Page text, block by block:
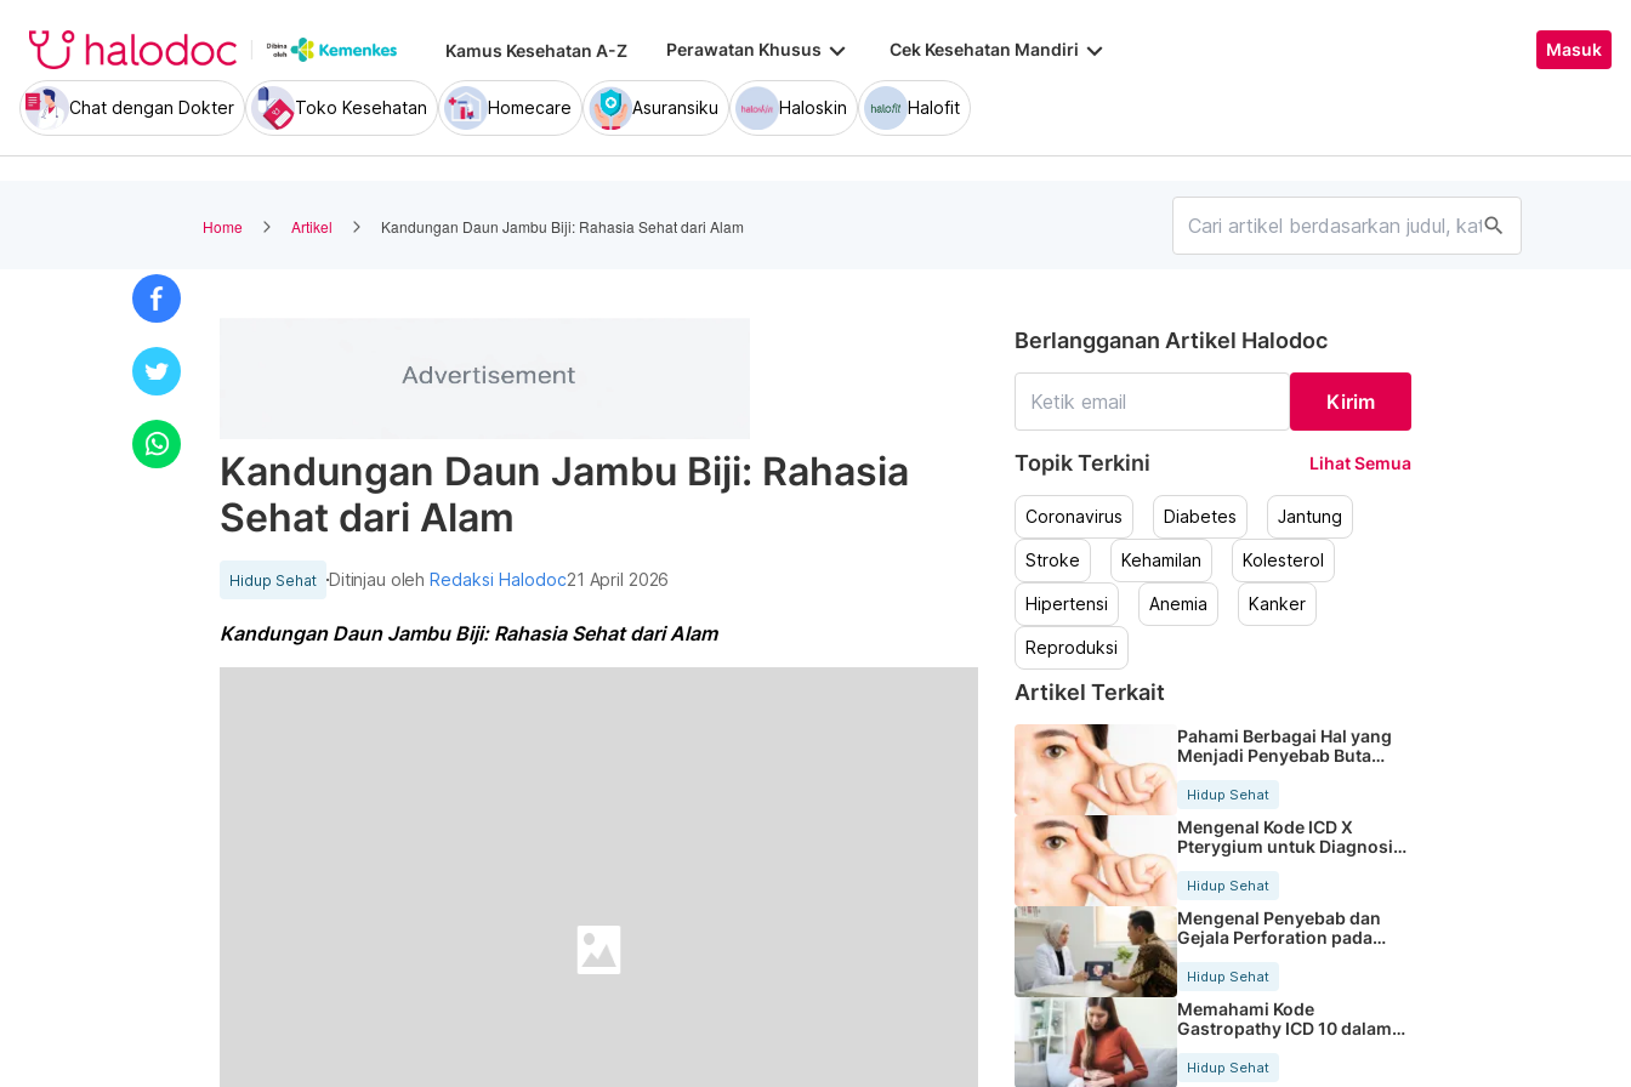
Kamus Kesehatan A-Z Perawatan Khusus keyboard_arrow_down Cek Kesehatan Mandiri keyboard_arrow_down Masuk
Chat dengan Dokter Toko Kesehatan Homecare Asuransiku Haloskin Halofit
Home Artikel Kandungan Daun Jambu Biji: Rahasia Sehat dari Alam search
Kandungan Daun Jambu Biji: Rahasia
Sehat dari Alam
Hidup Sehat Ditinjau olehRedaksi Halodoc21 April 2026
Kandungan Daun Jambu Biji: Rahasia Sehat dari Alam
Berlangganan Artikel Halodoc
Kirim
Topik Terkini Lihat Semua
Coronavirus Diabetes Jantung
Stroke Kehamilan Kolesterol
Hipertensi Anemia Kanker
Reproduksi
Artikel Terkait
Pahami Berbagai Hal yang
Menjadi Penyebab Buta
Hidup Sehat
Mengenal Kode ICD X
Pterygium untuk Diagnosis
Hidup Sehat
Mengenal Penyebab dan
Gejala Perforation pada
Tubuh
Hidup Sehat
Memahami Kode
Gastropathy ICD 10 dalam
Rekam Medis Pasien
Hidup Sehat